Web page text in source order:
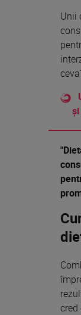
Unii
"
cred